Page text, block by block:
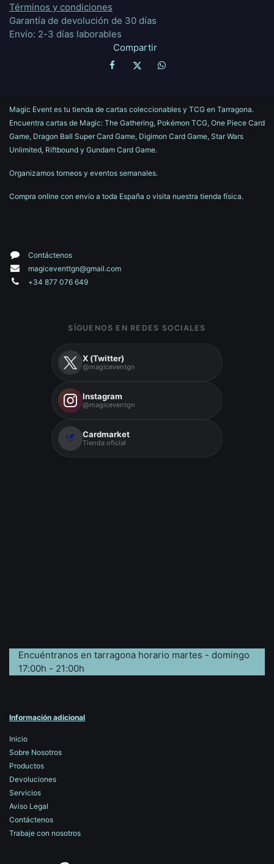
Términos y condiciones
Garantía de devolución de 30 días
Envío: 2-3 días laborables
Compartir
Magic Event es tu tienda de cartas coleccionables y TCG en Tarragona.
Encuentra cartas de Magic: The Gathering, Pokémon TCG, One Piece Card
Game, Dragon Ball Super Card Game, Digimon Card Game, Star Wars
Unlimited, Riftbound y Gundam Card Game.
Organizamos torneos y eventos semanales.
Compra online con envío a toda España o visita nuestra tienda física.
Contáctenos
magiceventtgn@gmail.com
+34 877 076 649
SÍGUENOS EN REDES SOCIALES
X (Twitter)
@magiceventgn
Instagram
@magiceventgn
Cardmarket
Tienda oficial
Encuéntranos en tarragona horario martes - domingo
17:00h - 21:00h
Información adicional
Inicio
Sobre Nosotros
Productos
Devoluciones
Servicios
Aviso Legal
Contáctenos
Trabaje con nosotros